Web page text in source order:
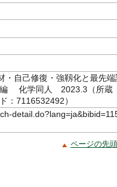
・自己修復・強靱化と最先端
編 化学同人 2023.3（所蔵
7116532492）
ページの先